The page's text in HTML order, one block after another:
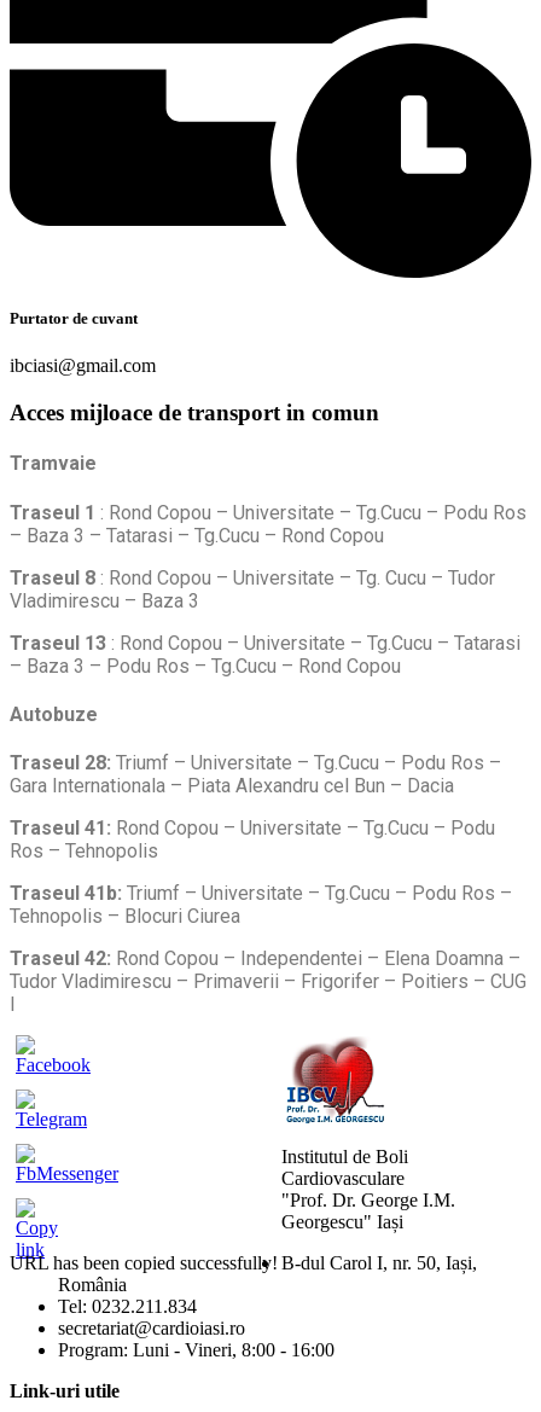
Purtator de cuvant
ibciasi@gmail.com
Acces mijloace de transport in comun
Tramvaie
Traseul 1 : Rond Copou – Universitate – Tg.Cucu – Podu Ros
– Baza 3 – Tatarasi – Tg.Cucu – Rond Copou
Traseul 8 : Rond Copou – Universitate – Tg. Cucu – Tudor
Vladimirescu – Baza 3
Traseul 13 : Rond Copou – Universitate – Tg.Cucu – Tatarasi
– Baza 3 – Podu Ros – Tg.Cucu – Rond Copou
Autobuze
Traseul 28: Triumf – Universitate – Tg.Cucu – Podu Ros –
Gara Internationala – Piata Alexandru cel Bun – Dacia
Traseul 41: Rond Copou – Universitate – Tg.Cucu – Podu
Ros – Tehnopolis
Traseul 41b: Triumf – Universitate – Tg.Cucu – Podu Ros –
Tehnopolis – Blocuri Ciurea
Traseul 42: Rond Copou – Independentei – Elena Doamna –
Tudor Vladimirescu – Primaverii – Frigorifer – Poitiers – CUG
URL has been copied successfully!
Institutul de Boli
Cardiovasculare
"Prof. Dr. George I.M.
Georgescu" Iași
B-dul Carol I, nr. 50, Iași,
România
Tel: 0232.211.834
secretariat@cardioiasi.ro
Program: Luni - Vineri, 8:00 - 16:00
Link-uri utile